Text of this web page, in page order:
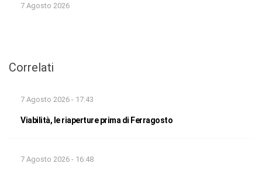
7 Agosto 2026
Correlati
7 Agosto 2026 - 17:43
Viabilità, le riaperture prima di Ferragosto
7 Agosto 2026 - 16:48